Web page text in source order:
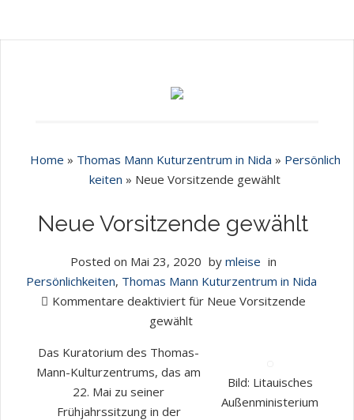
Home » Thomas Mann Kuturzentrum in Nida » Persönlich
keiten » Neue Vorsitzende gewählt
Neue Vorsitzende gewählt
Posted on Mai 23, 2020 by mleise in
Persönlichkeiten, Thomas Mann Kuturzentrum in Nida
Kommentare deaktiviertfür Neue Vorsitzende
gewählt
Bild: Litauisches
Außenministerium
Das Kuratorium des Thomas-
Mann-Kulturzentrums, das am
22. Mai zu seiner
Frühjahrssitzung in der